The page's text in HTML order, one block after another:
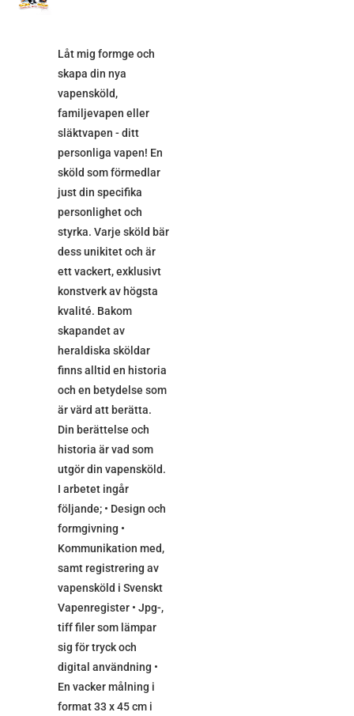
Låt mig formge och
skapa din nya
vapensköld,
familjevapen eller
släktvapen - ditt
personliga vapen! En
sköld som förmedlar
just din specifika
personlighet och
styrka. Varje sköld bär
dess unikitet och är
ett vackert, exklusivt
konstverk av högsta
kvalité. Bakom
skapandet av
heraldiska sköldar
finns alltid en historia
och en betydelse som
är värd att berätta.
Din berättelse och
historia är vad som
utgör din vapensköld.
I arbetet ingår
följande; • Design och
formgivning •
Kommunikation med,
samt registrering av
vapensköld i Svenskt
Vapenregister • Jpg-,
tiff filer som lämpar
sig för tryck och
digital användning •
En vacker målning i
format 33 x 45 cm i